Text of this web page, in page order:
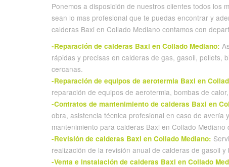
Ponemos a disposición de nuestros clientes todos los
sean lo mas profesional que te puedas encontrar y
calderas Baxi en Collado Mediano contamos con
-Reparación de calderas Baxi en Collado Mediano:
rápidas y precisas en calderas de gas, gasoil, pellets,
cercanas.
-Reparación de equipos de aerotermia Baxi en
reparación de equipos de aerotermia, bombas de
-Contratos de mantenimiento de calderas Baxi en
obra, asistencia técnica profesional en caso de
mantenimiento para calderas Baxi en Collado Mediano
-Revisión de calderas Baxi en Collado Mediano:
realización de la revisión anual de calderas de gasoil
-Venta e instalación de calderas Baxi en Collado